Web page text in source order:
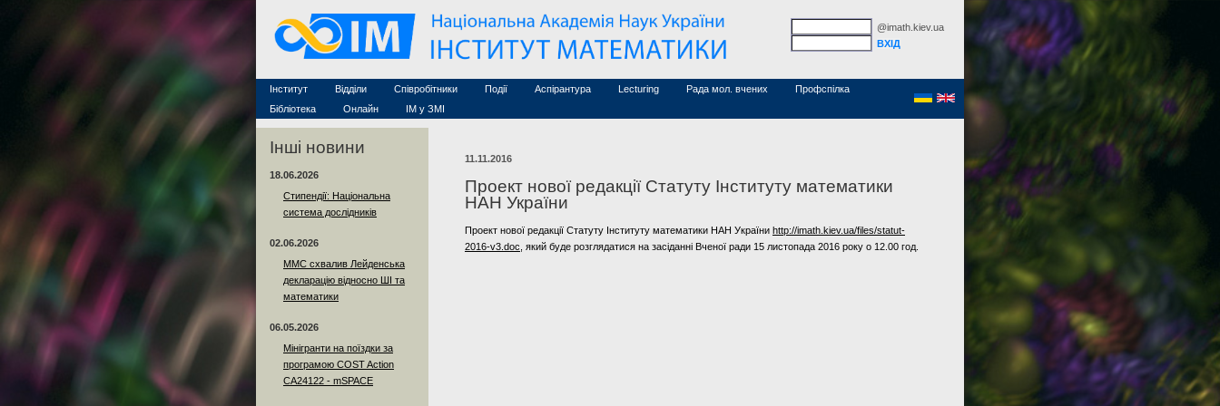
@imath.kiev.ua
Інститут
Конкурси на посади
Науково-організаційна робота
Відділи Співробітники
Асоційовані дослідники
Технічний персонал
Події
Конференції (архів)
Курси з математики
Аспірантура Lecturing Рада мол. вчених
Профспілка
Бібліотека
MathSciNet
Публікації
Онлайн
ІМ у ЗМІ
Інші новини
18.06.2026
Стипендії: Національна
система дослідників
02.06.2026
ММС схвалив Лейденська
декларацію відносно ШІ та
математики
06.05.2026
Мінігранти на поїздки за
програмою COST Action
CA24122 - mSPACE
11.11.2016
Проект нової редакції Статуту Інституту математики
НАН України
Проект нової редакції Статуту Інституту математики НАН України http://imath.kiev.ua/files/statut-
2016-v3.doc, який буде розглядатися на засіданні Вченої ради 15 листопада 2016 року о 12.00 год.